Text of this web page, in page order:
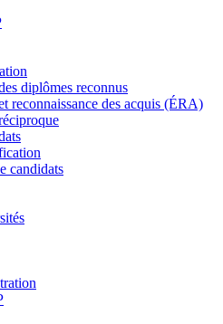
diplômes reconnus
reconnaissance des acquis (ÉRA)
candidats